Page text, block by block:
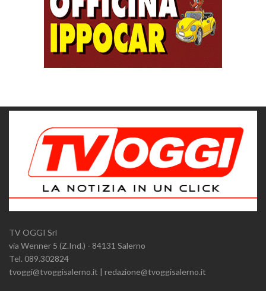
TV OGGI Srl
via Wenner 5 (Z.Ind.) - 84131 Salerno
Tel. 089.302824
tvoggi@tvoggisalerno.it | redazione@tvoggisalerno.it